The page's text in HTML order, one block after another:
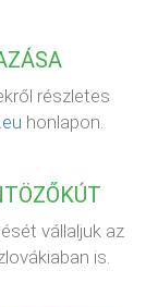
részletes
honlapon.
vállaljuk az
is.